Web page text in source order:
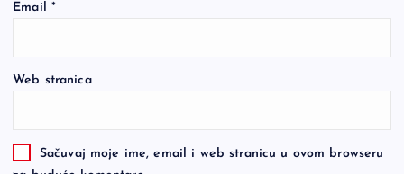
Email *
Web stranica
Sačuvaj moje ime, email i web stranicu u ovom browseru